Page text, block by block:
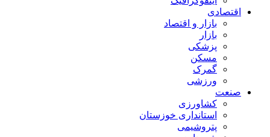
اقتصادی
بازار و اقتصاد
بازار
پزشکی
مسکن
گمرک
ورزشی
صنعت
کشاورزی
استانداری خوزستان
پتروشیمی